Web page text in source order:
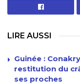
LIRE AUSSI
Guinée :
restitution du
ses proches